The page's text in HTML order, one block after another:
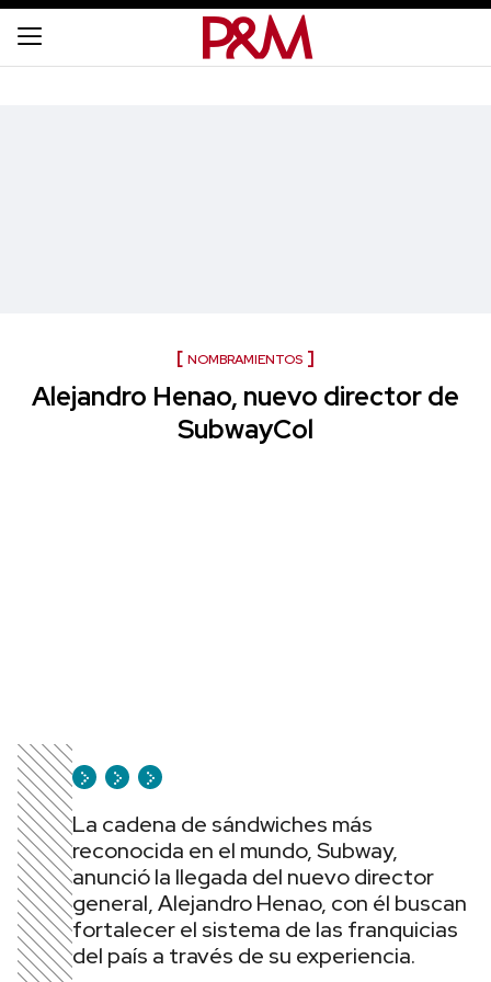
NOMBRAMIENTOS
Alejandro Henao, nuevo director de
SubwayCol
La cadena de sándwiches más
reconocida en el mundo, Subway,
anunció la llegada del nuevo director
general, Alejandro Henao, con él buscan
fortalecer el sistema de las franquicias
del país a través de su experiencia.